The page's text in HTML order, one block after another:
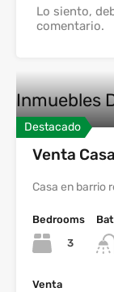
Lo siento,
comentario.
Inmuebles
Destacado
Venta
Casa en barrio
Bedrooms
3
Venta